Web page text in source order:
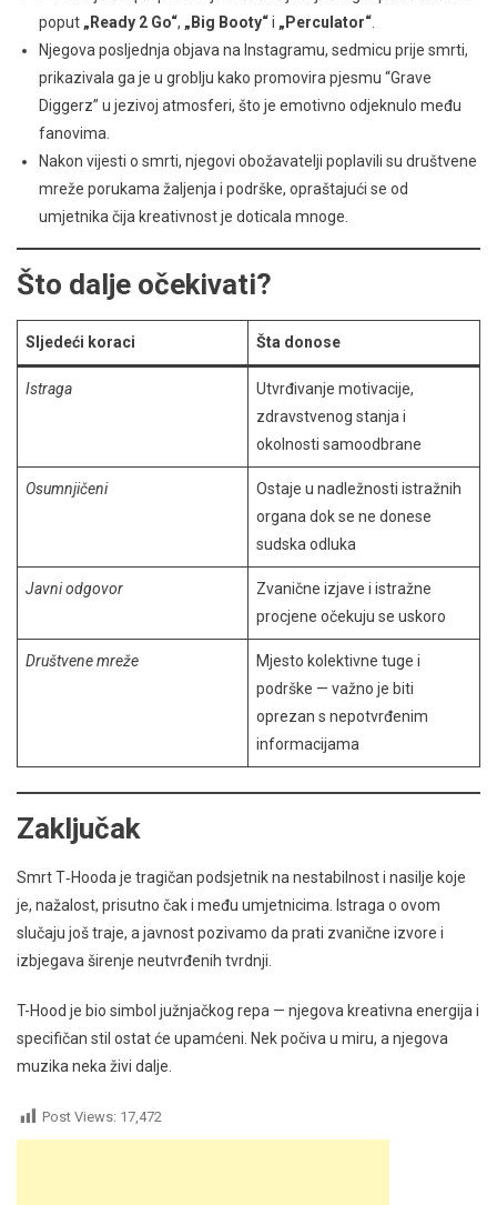
poput „Ready 2 Go“, „Big Booty“i „Perculator“.
Njegova posljednja objava na Instagramu, sedmicu prije smrti,
prikazivala ga je u groblju kako promovira pjesmu “Grave
Diggerz” u jezivoj atmosferi, što je emotivno odjeknulo među
fanovima.
Nakon vijesti o smrti, njegovi obožavatelji poplavili su društvene
mreže porukama žaljenja i podrške, opraštajući se od
umjetnika čija kreativnost je doticala mnoge.
Što dalje očekivati?
Sljedeći koraci Šta donose
Istraga
Utvrđivanje motivacije,
zdravstvenog stanja i
okolnosti samoodbrane
Osumnjičeni
Ostaje u nadležnosti istražnih
organa dok se ne donese
sudska odluka
Javni odgovor
Zvanične izjave i istražne
procjene očekuju se uskoro
Društvene mreže
Mjesto kolektivne tuge i
podrške — važno je biti
oprezan s nepotvrđenim
informacijama
Zaključak
Smrt T‑Hooda je tragičan podsjetnik na nestabilnost i nasilje koje
je, nažalost, prisutno čak i među umjetnicima. Istraga o ovom
slučaju još traje, a javnost pozivamo da prati zvanične izvore i
izbjegava širenje neutvrđenih tvrdnji.
T-Hood je bio simbol južnjačkog repa — njegova kreativna energija i
specifičan stil ostat će upamćeni. Nek počiva u miru, a njegova
muzika neka živi dalje.
Post Views: 17,472